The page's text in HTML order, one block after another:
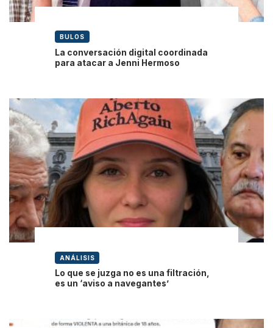
BULOS
La conversación digital coordinada
para atacar a Jenni Hermoso
ANÁLISIS
Lo que se juzga no es una filtración,
es un ‘aviso a navegantes’